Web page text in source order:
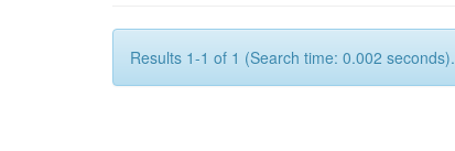
Results 1-1 of 1 (Search time: 0.002 seconds).